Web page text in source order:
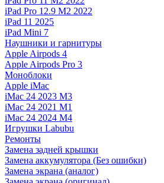
iPad Pro 12.9 M2 2022
iPad 11 2025
iPad Mini 7
Наушники и гарнитуры
Apple Airpods 4
Apple Airpods Pro 3
Моноблоки
Apple iMac
iMac 24 2023 M3
iMac 24 2021 M1
iMac 24 2024 M4
Игрушки Labubu
Ремонты
Замена задней крышки
Замена аккумулятора (Без ошибки)
Замена экрана (аналог)